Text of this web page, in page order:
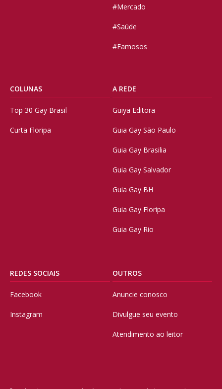
#Mercado
#Saúde
#Famosos
COLUNAS
Top 30 Gay Brasil
Curta Floripa
A REDE
Guiya Editora
Guia Gay São Paulo
Guia Gay Brasilia
Guia Gay Salvador
Guia Gay BH
Guia Gay Floripa
Guia Gay Rio
REDES SOCIAIS
Facebook
Instagram
OUTROS
Anuncie conosco
Divulgue seu evento
Atendimento ao leitor